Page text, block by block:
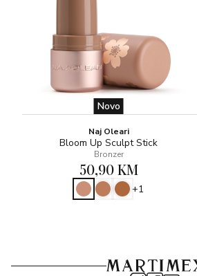
Novo
Naj Oleari
Bloom Up Sculpt Stick
Bronzer
50,90 KM
+1